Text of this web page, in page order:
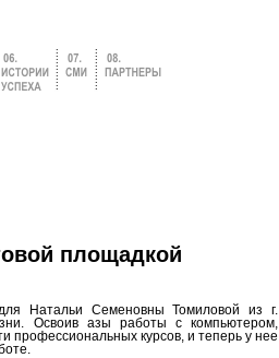
площадкой
Натальи Семеновны Томиловой из г.
Освоив азы работы с компьютером,
профессиональных курсов, и теперь у нее